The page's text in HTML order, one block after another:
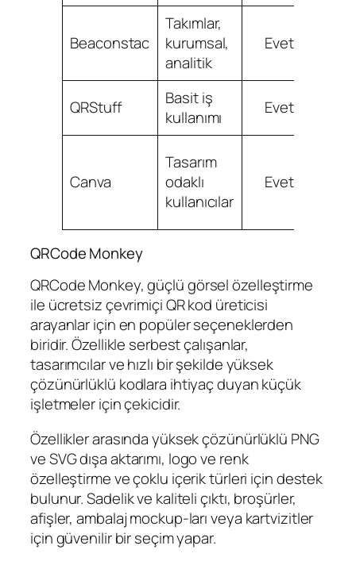
Beaconstac
Takımlar,
kurumsal,
analitik
Evet
QRStuff
Basit iş
kullanımı
Evet
Canva
Tasarım
odaklı
kullanıcılar
Evet
QRCode Monkey
QRCode Monkey, güçlü görsel özelleştirme
ile ücretsiz çevrimiçi QR kod üreticisi
arayanlar için en popüler seçeneklerden
biridir. Özellikle serbest çalışanlar,
tasarımcılar ve hızlı bir şekilde yüksek
çözünürlüklü kodlara ihtiyaç duyan küçük
işletmeler için çekicidir.
Özellikler arasında yüksek çözünürlüklü PNG
ve SVG dışa aktarımı, logo ve renk
özelleştirme ve çoklu içerik türleri için destek
bulunur. Sadelik ve kaliteli çıktı, broşürler,
afişler, ambalaj mockup‑ları veya kartvizitler
için güvenilir bir seçim yapar.